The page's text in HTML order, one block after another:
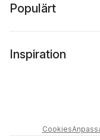
Populärt
Inspiration
Cookies